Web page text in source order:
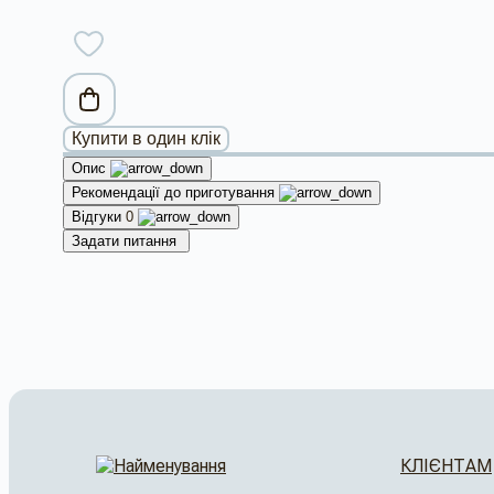
Купити в один клік
Опис
Рекомендації до приготування
Відгуки 0
Задати питання
КЛІЄНТАМ